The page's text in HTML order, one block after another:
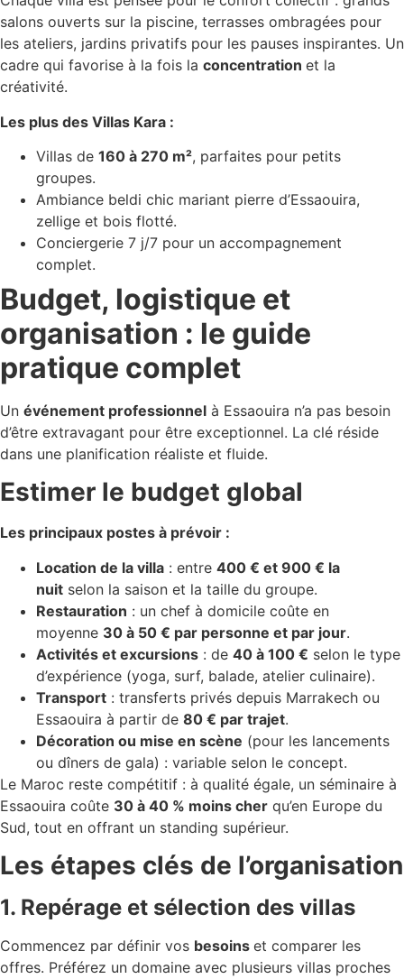
salons ouverts sur la piscine, terrasses ombragées pour
les ateliers, jardins privatifs pour les pauses inspirantes. Un
cadre qui favorise à la fois la concentration et la
créativité.
Les plus des Villas Kara :
Villas de 160 à 270 m², parfaites pour petits
groupes.
Ambiance beldi chic mariant pierre d’Essaouira,
zellige et bois flotté.
Conciergerie 7 j/7 pour un accompagnement
complet.
Budget, logistique et
organisation : le guide
pratique complet
Un événement professionnel à Essaouira n’a pas besoin
d’être extravagant pour être exceptionnel. La clé réside
dans une planification réaliste et fluide.
Estimer le budget global
Les principaux postes à prévoir :
Location de la villa : entre 400 € et 900 € la
nuit selon la saison et la taille du groupe.
Restauration : un chef à domicile coûte en
moyenne 30 à 50 € par personne et par jour.
Activités et excursions : de 40 à 100 € selon le type
d’expérience (yoga, surf, balade, atelier culinaire).
Transport : transferts privés depuis Marrakech ou
Essaouira à partir de 80 € par trajet.
Décoration ou mise en scène (pour les lancements
ou dîners de gala) : variable selon le concept.
Le Maroc reste compétitif : à qualité égale, un séminaire à
Essaouira coûte 30 à 40 % moins cher qu’en Europe du
Sud, tout en offrant un standing supérieur.
Les étapes clés de l’organisation
1. Repérage et sélection des villas
Commencez par définir vos besoins et comparer les
offres. Préférez un domaine avec plusieurs villas proches